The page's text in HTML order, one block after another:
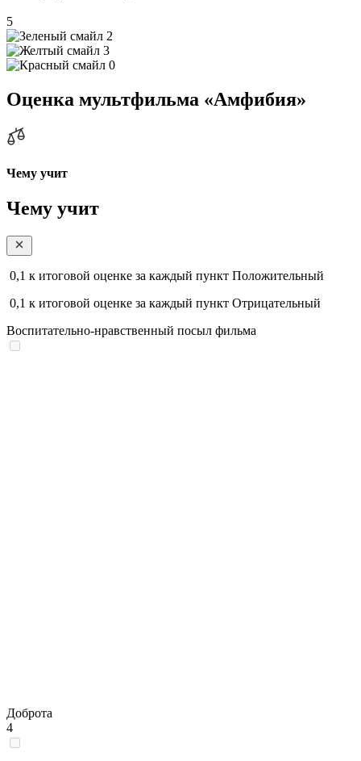
5
2
3
0
Оценка мультфильма «Амфибия»
Чему учит
Чему учит
0,1 к итоговой оценке за каждый пункт Положительный
0,1 к итоговой оценке за каждый пункт Отрицательный
Воспитательно-нравственный посыл фильма
Доброта
4